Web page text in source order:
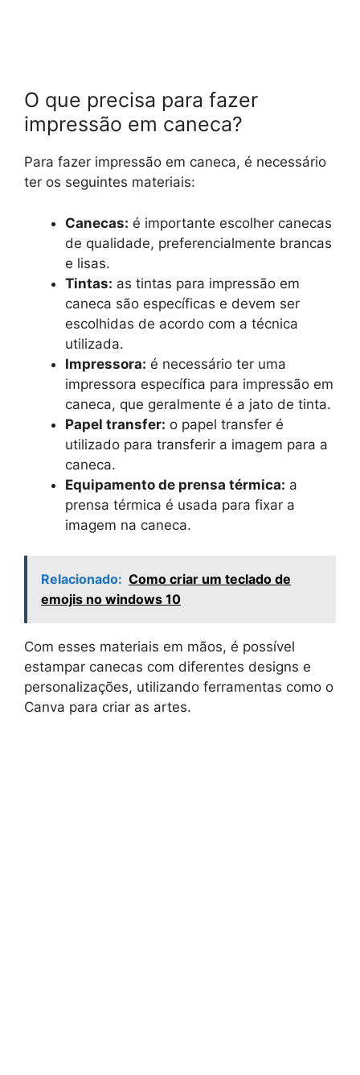
O que precisa para fazer
impressão em caneca?
Para fazer impressão em caneca, é necessário
ter os seguintes materiais:
Canecas: é importante escolher canecas
de qualidade, preferencialmente brancas
e lisas.
Tintas: as tintas para impressão em
caneca são específicas e devem ser
escolhidas de acordo com a técnica
utilizada.
Impressora: é necessário ter uma
impressora específica para impressão em
caneca, que geralmente é a jato de tinta.
Papel transfer: o papel transfer é
utilizado para transferir a imagem para a
caneca.
Equipamento de prensa térmica: a
prensa térmica é usada para fixar a
imagem na caneca.
Relacionado: Como criar um teclado de
emojis no windows 10
Com esses materiais em mãos, é possível
estampar canecas com diferentes designs e
personalizações, utilizando ferramentas como o
Canva para criar as artes.